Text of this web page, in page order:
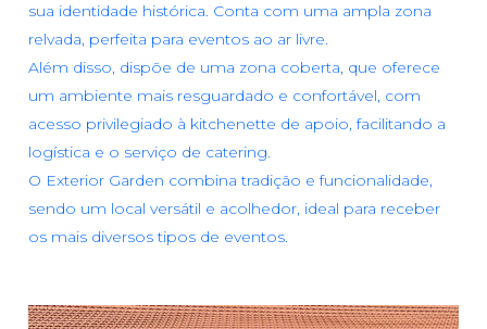
sua identidade histórica. Conta com uma ampla zona
relvada, perfeita para eventos ao ar livre.
Além disso, dispõe de uma zona coberta, que oferece
um ambiente mais resguardado e confortável, com
acesso privilegiado à kitchenette de apoio, facilitando a
logística e o serviço de catering.
O Exterior Garden combina tradição e funcionalidade,
sendo um local versátil e acolhedor, ideal para receber
os mais diversos tipos de eventos.